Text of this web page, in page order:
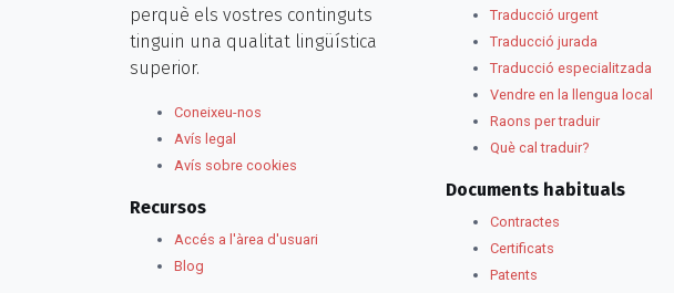
perquè els vostres continguts
tinguin una qualitat lingüística
superior.
Coneixeu-nos
Avís legal
Avís sobre cookies
Recursos
Accés a l'àrea d'usuari
Blog
Traducció urgent
Traducció jurada
Traducció especialitzada
Vendre en la llengua local
Raons per traduir
Què cal traduir?
Documents habituals
Contractes
Certificats
Patents